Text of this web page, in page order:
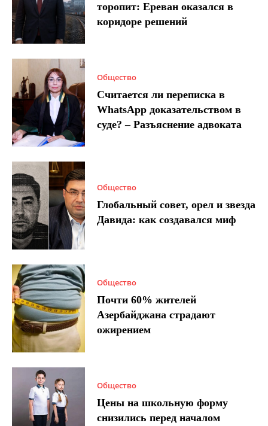
торопит: Ереван оказался в
коридоре решений
Общество
Считается ли переписка в
WhatsApp доказательством в
суде? – Разъяснение адвоката
Общество
Глобальный совет, орел и звезда
Давида: как создавался миф
Общество
Почти 60% жителей
Азербайджана страдают
ожирением
Общество
Цены на школьную форму
снизились перед началом